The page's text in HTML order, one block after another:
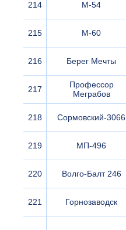
214 М-54
215 М-60
216 Берег Мечты
217
Профессор
Меграбов
218 Сормовский-3066
219 МП-496
220 Волго-Балт 246
221 Горнозаводск